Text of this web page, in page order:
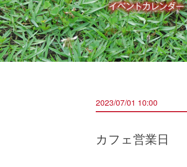
2023/07/01 10:00
カフェ営業日